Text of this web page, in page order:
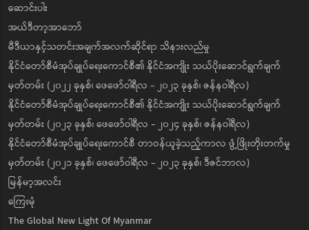
ဆောင်းပါး
အယ်ဒီတာ့အာဘော်
မီဒီယာနှင့်သတင်းအချက်အလက်ဆိုင်ရာ သိနားလည်မှု
နိုင်ငံတော်စီမံအုပ်ချုပ်ရေးကောင်စီ၏ နိုင်ငံအကျိုး သယ်ပိုးဆောင်ရွက်ချက်
မှတ်တမ်း (၂၀၂၂ ခုနှစ်၊ ဖေဖော်ဝါရီလ - ၂၀၂၃ ခုနှစ်၊ ဇန်နဝါရီလ)
နိုင်ငံတော်စီမံအုပ်ချုပ်ရေးကောင်စီ၏ နိုင်ငံအကျိုး သယ်ပိုးဆောင်ရွက်ချက်
မှတ်တမ်း (၂၀၂၃ ခုနှစ်၊ ဖေဖော်ဝါရီလ - ၂၀၂၄ ခုနှစ်၊ ဇန်နဝါရီလ)
နိုင်ငံတော်စီမံအုပ်ချုပ်ရေးကောင်စီ တာဝန်ယူခဲ့သည့်ကာလ ဖွံ့ဖြိုးတိုးတက်မှု
မှတ်တမ်း (၂၀၂၁ ခုနှစ်၊ ဖေဖော်ဝါရီလ - ၂၀၂၃ ခုနှစ်၊ ဒီဇင်ဘာလ)
မြန်မာ့အလင်း
ကြေးမုံ
The Global New Light Of Myanmar